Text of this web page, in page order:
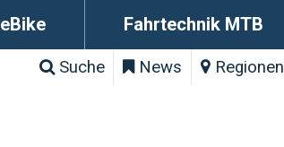
Fahrtechnik MTB
Suche News Regionen